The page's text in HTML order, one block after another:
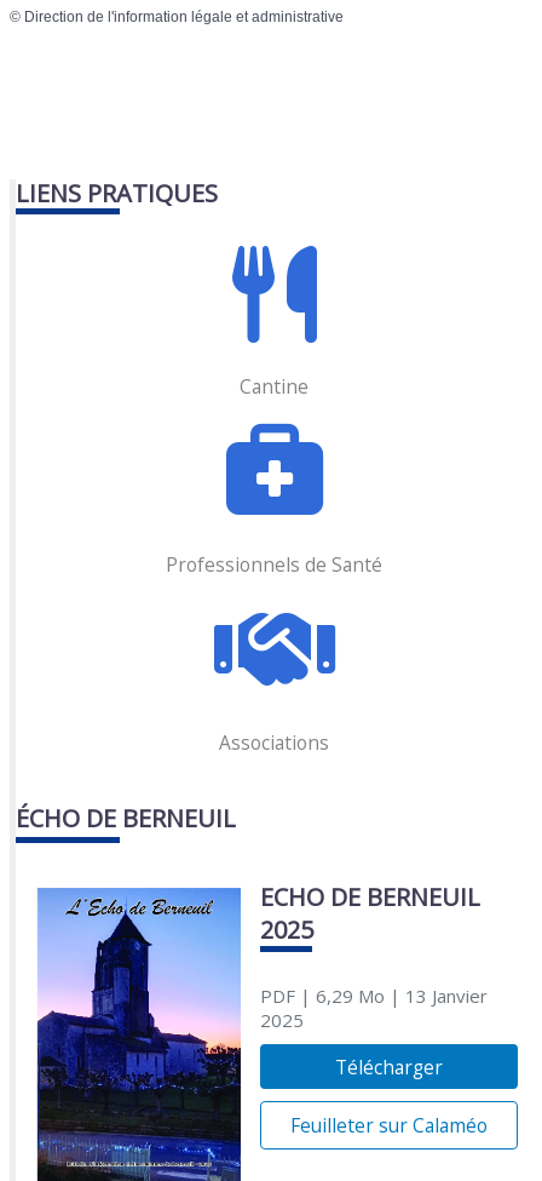
© Direction de l'information légale et administrative
LIENS PRATIQUES
Cantine
Professionnels de Santé
Associations
ÉCHO DE BERNEUIL
ECHO DE BERNEUIL
2025
PDF| 6,29 Mo | 13 Janvier
2025
Télécharger
Feuilleter sur Calaméo